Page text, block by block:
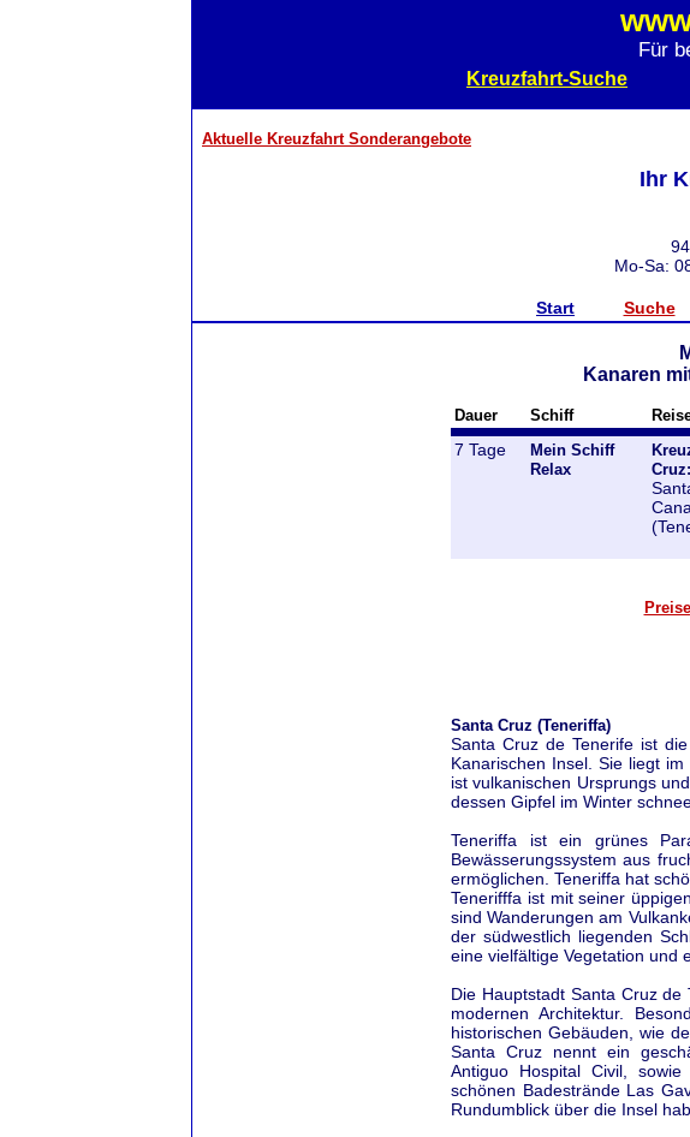
Für
Kreuzfahrt-Suche
Aktuelle Kreuzfahrt Sonderangebote
Ihr
Mo-Sa:
Start Suche
Kanaren
Dauer Schiff
7 Tage
Mein Schiff
Relax
Cruz:
Santa Cruz (Teneriffa)
Santa Cruz de Tenerife ist
Kanarischen Insel. Sie liegt
ist vulkanischen Ursprungs
dessen Gipfel im Winter
Teneriffa ist ein grünes
Bewässerungssystem aus
ermöglichen. Teneriffa hat
Tenerifffa ist mit seiner
sind Wanderungen am
der südwestlich liegenden
eine vielfältige Vegetation und
Die Hauptstadt Santa Cruz
modernen Architektur.
historischen Gebäuden, wie
Santa Cruz nennt ein
Antiguo Hospital Civil,
schönen Badestrände Las
Rundumblick über die Insel